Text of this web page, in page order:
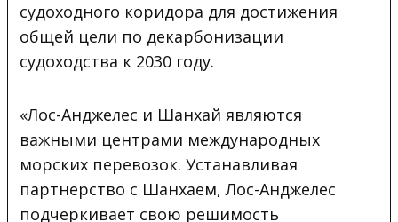
судоходного коридора для достижения
общей цели по декарбонизации
судоходства к 2030 году.
«Лос-Анджелес и Шанхай являются
важными центрами международных
морских перевозок. Устанавливая
партнерство с Шанхаем, Лос-Анджелес
подчеркивает свою решимость